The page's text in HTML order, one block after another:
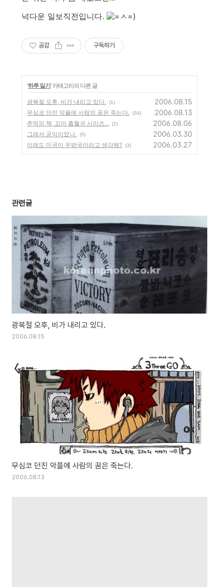
넉다운 일보직전입니다.
공감 구독하기
'하루 일기' 카테고리의 다른 글
광복절 오후, 비가 내리고 있다. (1) 2006.08.15
무심코 던진 악플에 사람의 꿈은 죽는다. (34) 2006.08.13
추억의 책, 꼬마 흡혈귀 시리즈... (2) 2006.08.06
그래서 공익이었나. (5) 2006.03.30
이래도 미국이 우방국이라고 생각해? (3) 2006.03.27
관련글
광복절 오후, 비가 내리고 있다.
2006.08.15
무심코 던진 악플에 사람의 꿈은 죽는다.
2006.08.13